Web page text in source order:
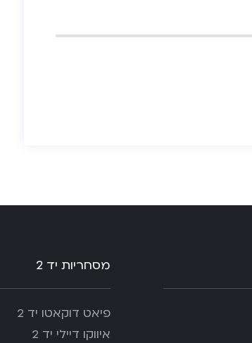
מסחריות יד 2
פיאט דוקאטו יד 2
איווקו דיילי יד 2